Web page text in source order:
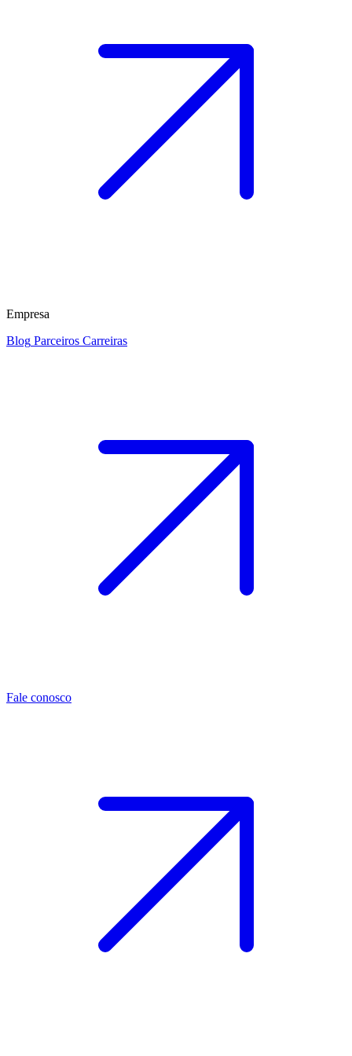
Empresa
Blog Parceiros Carreiras
Fale conosco